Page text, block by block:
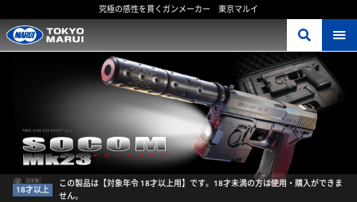
究極の感性を貫くガンメーカー 東京マルイ
18才以上
この製品は【対象年令 18才以上用】です。18才未満の方は使用・購入ができま
せん。